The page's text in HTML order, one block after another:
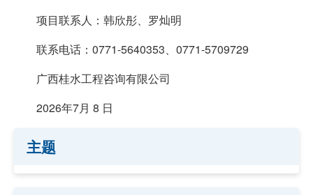
项目联系人：韩欣彤、罗灿明
联系电话：0771-5640353、0771-5709729
广西桂水工程咨询有限公司
2026年7月 8 日
主题